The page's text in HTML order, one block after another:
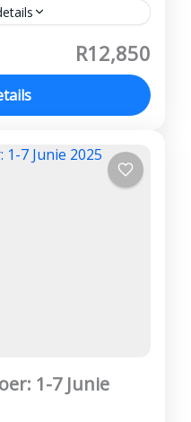
wat deel Deposito
word Geen
ATKV Eiland,
Krugerpark
Roete
R12,850
1-7 Junie